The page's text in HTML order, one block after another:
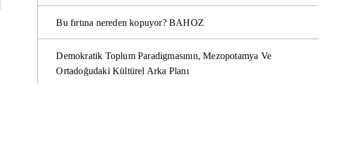
Bu fırtına nereden kopuyor? BAHOZ
Demokratik Toplum Paradigmasının, Mezopotamya Ve
Ortadoğudaki Kültürel Arka Planı